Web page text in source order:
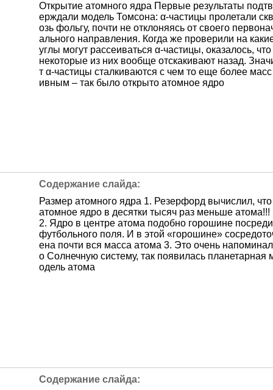
Открытие атомного ядра Первые результаты подтв
ерждали модель Томсона: α-частицы пролетали скв
озь фольгу, почти не отклоняясь от своего
ального направления. Когда же проверили на
углы могут рассеиваться α-частицы, оказалось, что
некоторые из них вообще отскакивают назад.
т α-частицы сталкиваются с чем то еще более масс
ивным – так было открыто атомное ядро
Размер атомного ядра 1. Резерфорд вычислил, что
атомное ядро в десятки тысяч раз меньше атома!!!
2. Ядро в центре атома подобно горошине посреди
футбольного поля. И в этой «горошине»
ена почти вся масса атома 3. Это очень напоминал
о Солнечную систему, так появилась планетарная
одель атома